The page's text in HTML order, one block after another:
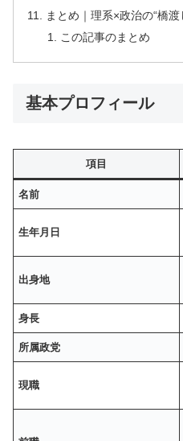
まとめ｜理系×政治の“橋渡
この記事のまとめ
基本プロフィール
項目
名前
生年月日
出身地
身長
所属政党
現職